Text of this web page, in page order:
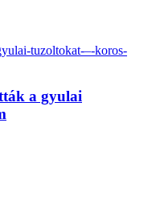
a gyulai